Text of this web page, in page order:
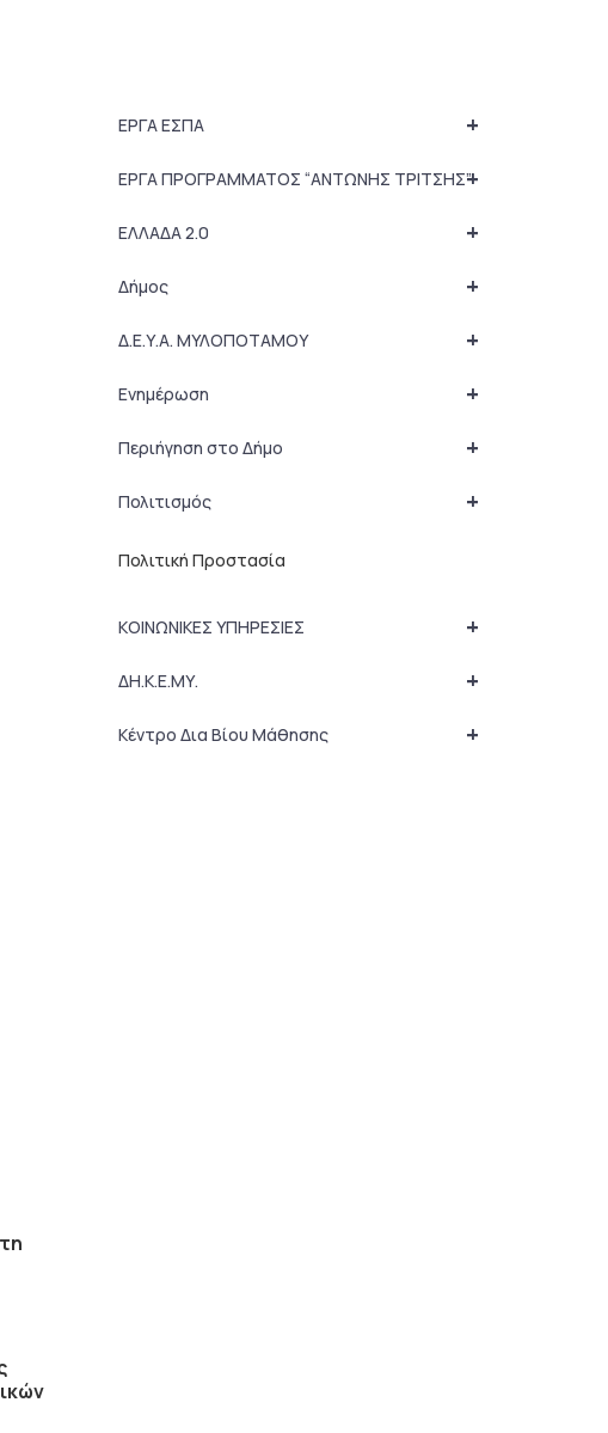
+
ΕΡΓΑ ΕΣΠΑ
+
ΕΡΓΑ ΠΡΟΓΡΑΜΜΑΤΟΣ “ΑΝΤΩΝΗΣ ΤΡΙΤΣΗΣ”
+
ΕΛΛΑΔΑ 2.0
+
Δήμος
+
Δ.Ε.Υ.Α. ΜΥΛΟΠΟΤΑΜΟΥ
+
Ενημέρωση
+
Περιήγηση στο Δήμο
+
Πολιτισμός
Πολιτική Προστασία
+
ΚΟΙΝΩΝΙΚΕΣ ΥΠΗΡΕΣΙΕΣ
+
ΔΗ.Κ.Ε.ΜΥ.
+
Κέντρο Δια Βίου Μάθησης